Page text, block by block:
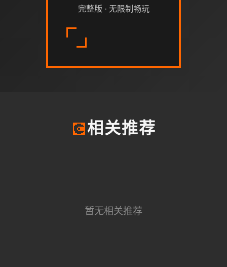
完整版 · 无限制畅玩
💽相关推荐
暂无相关推荐